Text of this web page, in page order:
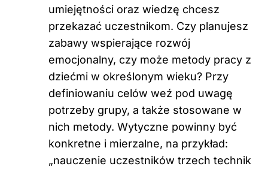
umiejętności oraz wiedzę chcesz
przekazać uczestnikom. Czy planujesz
zabawy wspierające rozwój
emocjonalny, czy może metody pracy z
dziećmi w określonym wieku? Przy
definiowaniu celów weź pod uwagę
potrzeby grupy, a także stosowane w
nich metody. Wytyczne powinny być
konkretne i mierzalne, na przykład:
„nauczenie uczestników trzech technik